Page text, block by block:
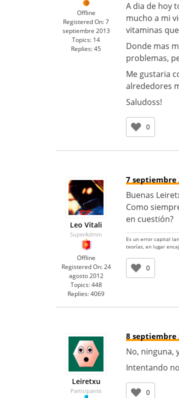
Offline
Registered On:7
septiembre 2013
Topics: 14
Replies:45
A dia de hoy
mucho a mi
vitaminas
Donde mas
problemas,
Me gustaria
alrededores
Saludoss!
0
Leo Vitali
SuperAdmin
Offline
Registered On: 24
agosto 2012
Topics: 448
Replies:4069
7 septiembre
Buenas
Como
en cuestión?
Es un error capital
teorías, en lugar
0
Leiretxu
Participante
8 septiembre
No, ninguna,
Intentando
0